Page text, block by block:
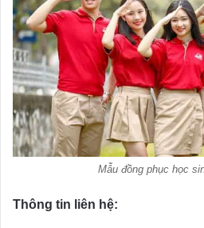
Mẫu đồng phục học
Thông tin liên hệ: